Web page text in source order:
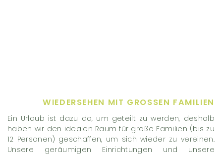
WIEDERSEHEN MIT GROSSEN FAMILIEN
Ein Urlaub ist dazu da, um geteilt zu werden, deshalb
haben wir den idealen Raum für große Familien (bis zu
12 Personen) geschaffen, um sich wieder zu vereinen.
Unsere geräumigen Einrichtungen und unsere